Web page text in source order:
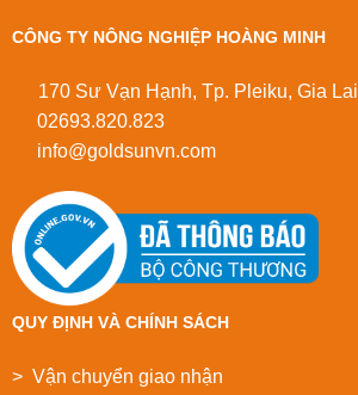
CÔNG TY NÔNG NGHIỆP HOÀNG MINH
170 Sư Vạn Hạnh, Tp. Pleiku, Gia Lai
02693.820.823
info@goldsunvn.com
QUY ĐỊNH VÀ CHÍNH SÁCH
> Vận chuyển giao nhận